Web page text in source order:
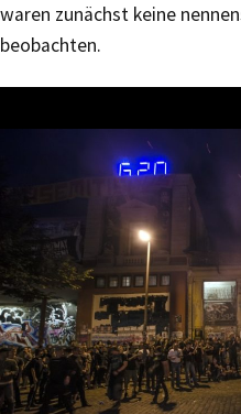
waren zunächst keine
beobachten.